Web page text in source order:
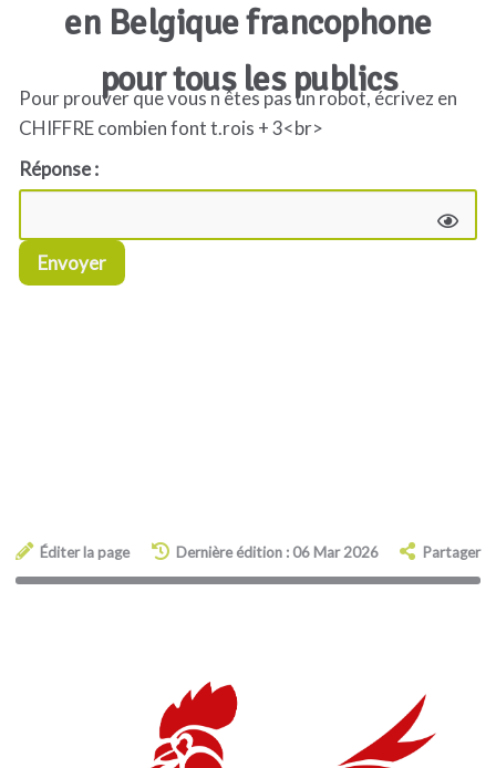
en Belgique francophone
pour tous les publics
Pour prouver que vous n êtes pas un robot, écrivez en
CHIFFRE combien font t.rois + 3<br>
Réponse :
Envoyer
Éditer la page Dernière édition : 06 Mar 2026 Partager